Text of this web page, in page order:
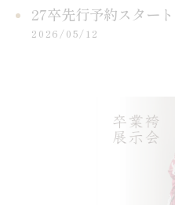
27卒先行予約スタート
2026/05/12